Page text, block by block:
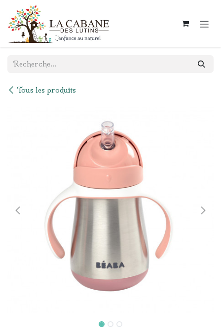
Se rendre au contenu
Tous les produits